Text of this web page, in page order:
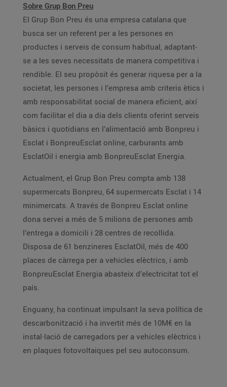
Sobre Grup Bon Preu
El Grup Bon Preu és una empresa catalana que
busca ser un referent per a les persones en
productes i serveis de consum habitual, adaptant-
se a les seves necessitats de manera competitiva i
rendible. El seu propòsit és generar riquesa per a la
societat, les persones i l’empresa amb criteris ètics i
amb responsabilitat social de manera eficient, així
com facilitar el dia a dia dels clients oferint serveis
bàsics i quotidians en l’alimentació amb Bonpreu i
Esclat i BonpreuEsclat online, carburants amb
EsclatOil i energia amb BonpreuEsclat Energia.
Actualment, el Grup Bon Preu compta amb 138
supermercats Bonpreu, 64 supermercats Esclat i 14
minimercats. A través de Bonpreu Esclat online
dona servei a més de 5 milions de persones amb
l’entrega a domicili i 28 centres de recollida.
Disposa de 61 benzineres EsclatOil, més de 400
places de càrrega per a vehicles elèctrics, i amb
BonpreuEsclat Energia abasteix d’electricitat tot el
país.
Enguany, ha continuat impulsant la seva política de
descarbonització i ha invertit més de 10M€ en la
instal·lació de carregadors per a vehicles elèctrics i
en plaques fotovoltaiques pel seu autoconsum.